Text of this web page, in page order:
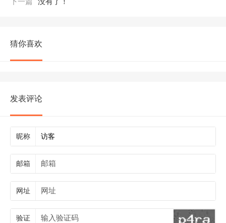
猜你喜欢
发表评论
昵称
邮箱
网址
验证